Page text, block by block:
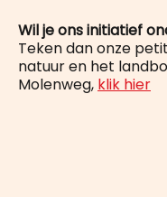
Wil je ons initiatief
Teken dan onze
natuur en het
Molenweg, klik hier